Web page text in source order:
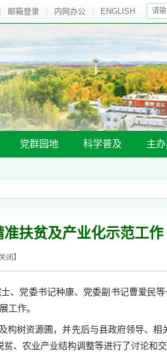
邮箱登录 内网办公 ENGLISH
党群园地 科学普及 主办
扶贫及产业化示范工作
闭 】
、党委书记种康、党委副书记曹爱民等
工作。
构树资源圃，并先后与县政府领导、相
、农业产业结构调整等进行了讨论和交